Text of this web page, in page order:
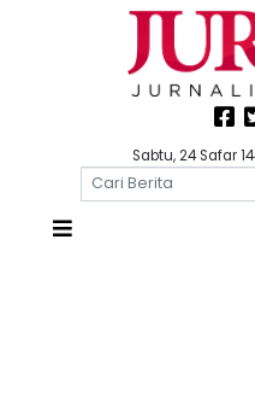
Sabtu, 24 Safar